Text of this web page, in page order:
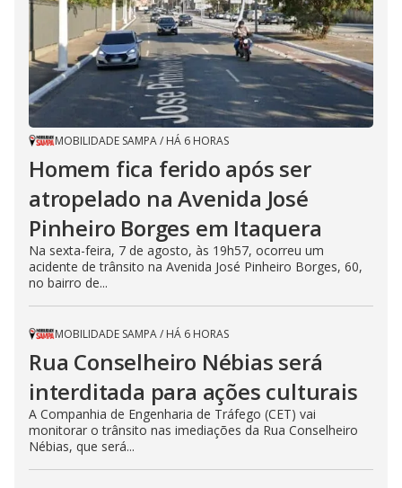
MOBILIDADE SAMPA/ HÁ 6 HORAS
Homem fica ferido após ser
atropelado na Avenida José
Pinheiro Borges em Itaquera
Na sexta-feira, 7 de agosto, às 19h57, ocorreu um
acidente de trânsito na Avenida José Pinheiro Borges, 60,
no bairro de...
MOBILIDADE SAMPA/ HÁ 6 HORAS
Rua Conselheiro Nébias será
interditada para ações culturais
A Companhia de Engenharia de Tráfego (CET) vai
monitorar o trânsito nas imediações da Rua Conselheiro
Nébias, que será...